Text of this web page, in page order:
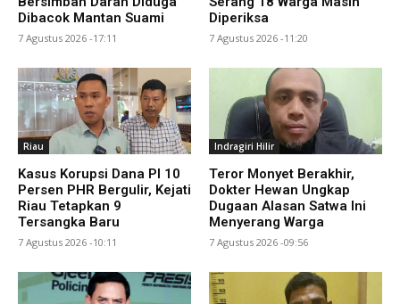
Dibacok Mantan Suami
7 Agustus 2026 -17:11
Diperiksa
7 Agustus 2026 -11:20
Riau
Kasus Korupsi Dana PI 10
Persen PHR Bergulir, Kejati
Riau Tetapkan 9
Tersangka Baru
7 Agustus 2026 -10:11
Indragiri Hilir
Teror Monyet Berakhir,
Dokter Hewan Ungkap
Dugaan Alasan Satwa Ini
Menyerang Warga
7 Agustus 2026 -09:56